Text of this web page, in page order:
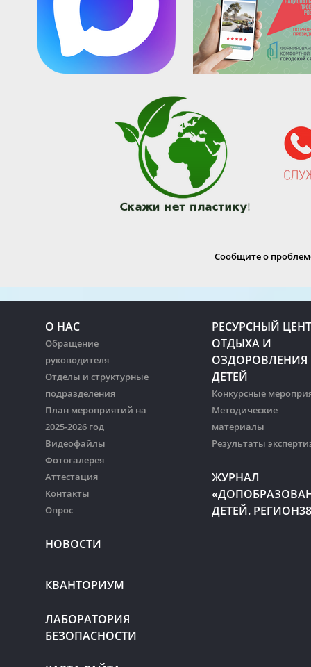
Сообщите о
О НАС
Обращение
руководителя
Отделы и структурные
подразделения
План мероприятий на
2025-2026 год
Видеофайлы
Фотогалерея
Аттестация
Контакты
Опрос
НОВОСТИ
РЕСУРСНЫЙ
ОТДЫХА И
ОЗДОРОВЛЕНИЯ
ДЕТЕЙ
Конкурсные
Методические
материалы
Результаты
ЖУРНАЛ
ДЕТЕЙ.
КВАНТОРИУМ
ЛАБОРАТОРИЯ
БЕЗОПАСНОСТИ